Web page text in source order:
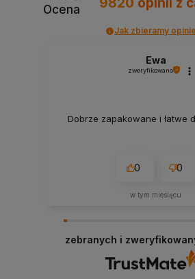
Ocena
Jak zbieramy
Ewa
zweryfikowano
Dobrze zapakowane i łatwe
0 0
w tym miesiącu
zebranych i